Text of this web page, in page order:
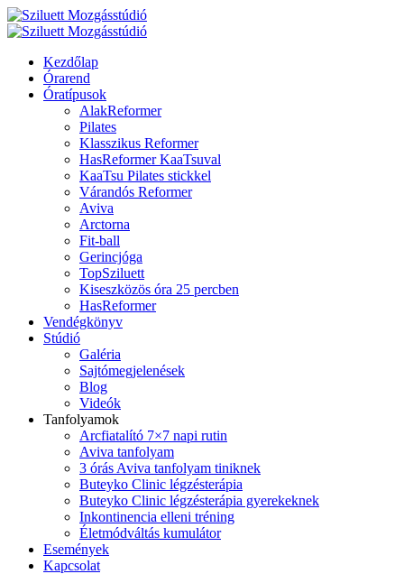
Kezdőlap
Órarend
Óratípusok
AlakReformer
Pilates
Klasszikus Reformer
HasReformer KaaTsuval
KaaTsu Pilates stickkel
Várandós Reformer
Aviva
Arctorna
Fit-ball
Gerincjóga
TopSziluett
Kiseszközös óra 25 percben
HasReformer
Vendégkönyv
Stúdió
Galéria
Sajtómegjelenések
Blog
Videók
Tanfolyamok
Arcfiatalító 7×7 napi rutin
Aviva tanfolyam
3 órás Aviva tanfolyam tiniknek
Buteyko Clinic légzésterápia
Buteyko Clinic légzésterápia gyerekeknek
Inkontinencia elleni tréning
Életmódváltás kumulátor
Események
Kapcsolat